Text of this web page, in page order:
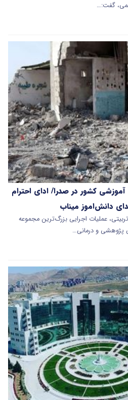
گفت:…
کشور در صدرا/ ادای احترام
دانش‌اموز میناب
عملیات اجرایی بزرگ‌ترین مجموعه
پژوهشی و درمانی…